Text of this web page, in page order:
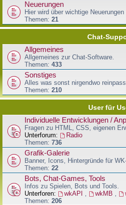
Neuerungen
Hier wird über wichtige
Themen: 21
Chat-
Allgemeines
Allgemeines zur Chat-Software.
Themen: 433
Sonstiges
Alles was sonst nirgendwo
Themen: 210
User für
Individuelle Entwicklungen /
Fragen zu HTML, CSS, eigenen
Unterforum:
Radio
Themen: 736
Grafik-Galerie
Banner, Icons, Hintergründe für
Themen: 22
Bots, Chat-Games, Tools
Infos zu Spielen, Bots und Tools.
Unterforen:
wkAPI , wkMB ,
Themen: 206